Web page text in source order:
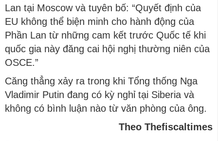
Lan tại Moscow và tuyên bố: “Quyết định của
EU không thể biện minh cho hành động của
Phần Lan từ những cam kết trước Quốc tế khi
quốc gia này đăng cai hội nghị thường niên của
OSCE.”
Căng thẳng xảy ra trong khi Tổng thống Nga
Vladimir Putin đang có kỳ nghỉ tại Siberia và
không có bình luận nào từ văn phòng của ông.
Theo Thefiscaltimes